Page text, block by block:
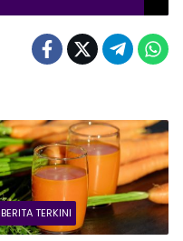
BERITA TERKINI